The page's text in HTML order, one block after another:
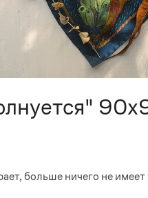
больше ничего не